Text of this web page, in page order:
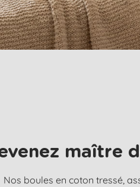
maître
Nos boules en coton tressé,